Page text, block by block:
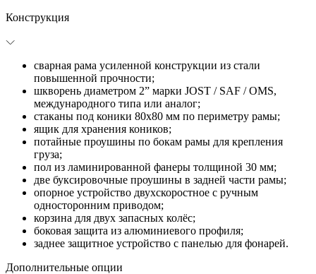
Конструкция
сварная рама усиленной конструкции из стали
повышенной прочности;
шкворень диаметром 2” марки JOST / SAF / OMS,
международного типа или аналог;
стаканы под коники 80х80 мм по периметру рамы;
ящик для хранения коников;
потайные проушины по бокам рамы для крепления
груза;
пол из ламинированной фанеры толщиной 30 мм;
две буксировочные проушины в задней части рамы;
опорное устройство двухскоростное с ручным
односторонним приводом;
корзина для двух запасных колёс;
боковая защита из алюминиевого профиля;
заднее защитное устройство с панелью для фонарей.
Дополнительные опции